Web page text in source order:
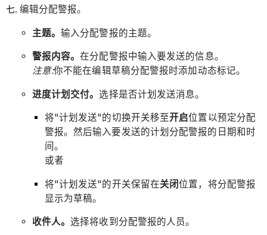
编辑分配警报。
主题。输入分配警报的主题。
警报内容。在分配警报中输入要发送的信息。
注意:你不能在编辑草稿分配警报时添加动态标记。
进度计划交付。选择是否计划发送消息。
将"计划发送"的切换开关移至开启位置以预定分配
警报。然后输入要发送的计划分配警报的日期和时
间。
或者
将"计划发送"的开关保留在关闭位置，将分配警报
显示为草稿。
收件人。选择将收到分配警报的人员。